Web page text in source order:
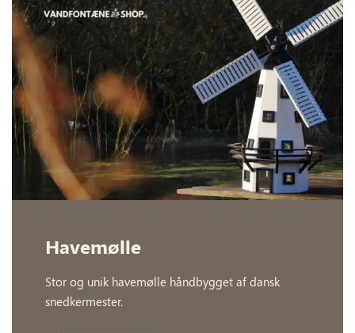
4.950,00 kr..4.550,00 kr..
Havemølle
Stor og unik havemølle håndbygget af dansk
snedkermester.